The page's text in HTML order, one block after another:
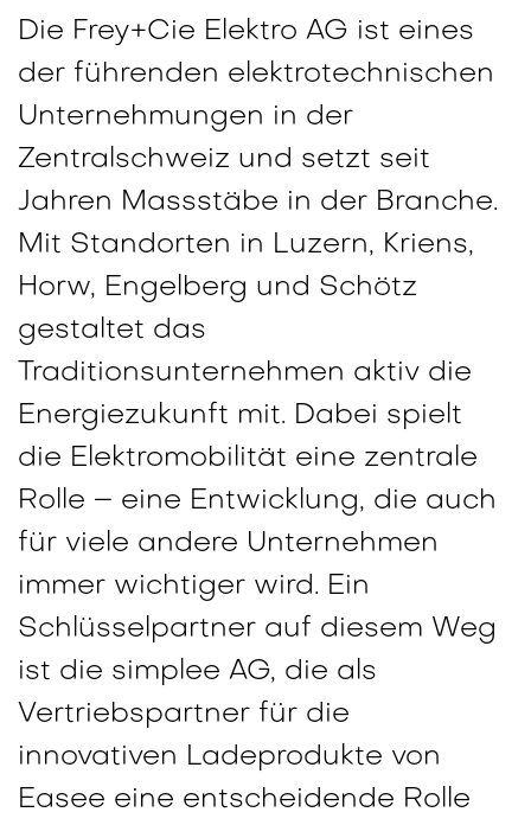
Die Frey+Cie Elektro AG ist eines
der führenden elektrotechnischen
Unternehmungen in der
Zentralschweiz und setzt seit
Jahren Massstäbe in der Branche.
Mit Standorten in Luzern, Kriens,
Horw, Engelberg und Schötz
gestaltet das
Traditionsunternehmen aktiv die
Energiezukunft mit. Dabei spielt
die Elektromobilität eine zentrale
Rolle – eine Entwicklung, die auch
für viele andere Unternehmen
immer wichtiger wird. Ein
Schlüsselpartner auf diesem Weg
ist die simplee AG, die als
Vertriebspartner für die
innovativen Ladeprodukte von
Easee eine entscheidende Rolle